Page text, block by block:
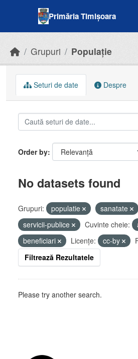
Primăria Timișoara
Grupuri Populație
Seturi de date Despre
Order by
No datasets found
Grupuri: populatie
sanatate
servicii-publice
Cuvinte cheie:
beneficiari
Licenţe: cc-by
Filtrează Rezultatele
Please try another search.